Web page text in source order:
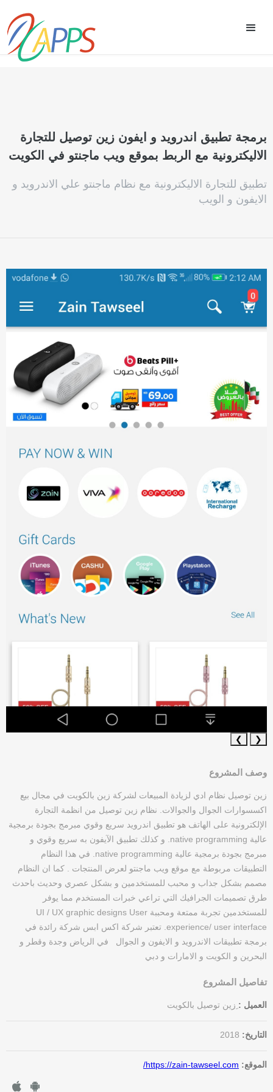
برمجة تطبيق اندرويد و ايفون زين توصيل للتجارة
الاليكترونية مع الربط بموقع ويب ماجنتو في الكويت
تطبيق للتجارة الاليكترونية مع نظام ماجنتو علي الاندرويد و
الايفون و الويب
❮
❯
وصف المشروع
زين توصيل نظام ادي لزيادة المبيعات لشركة زين بالكويت في مجال بيع
اكسسوارات الجوال والجوالات. نظام زين توصيل من انظمة التجارة
الإلكترونية على الهاتف هو تطبيق اندرويد سريع وقوي مبرمج بجودة برمجية
عالية native programming. و كذلك تطبيق الآيفون به سريع وقوي و
مبرمج بجودة برمجية عالية native programming. في هذا النظام
التطبيقات مربوطة مع موقع ويب ماجنتو لعرض المنتجات . كما ان النظام
مصمم بشكل جذاب و محبب للمستخدمين و بشكل عصري وحديث باحدث
طرق تصميمات الجرافيك التي تراعي خبرات المستخدم مما يوفر
للمستخدمين تجربة ممتعة ومحببة UI / UX graphic designs User
experience/ user interface. تعتبر شركة اكس ابس شركة رائدة في
برمجة تطبيقات الاندرويد و الايفون و الجوال في الرياض وجدة وقطر و
البحرين و الكويت و الامارات و دبي
تفاصيل المشروع
العميل : ِزين توصيل بالكويت
التاريخ:
الموقع: https://zain-tawseel.com/